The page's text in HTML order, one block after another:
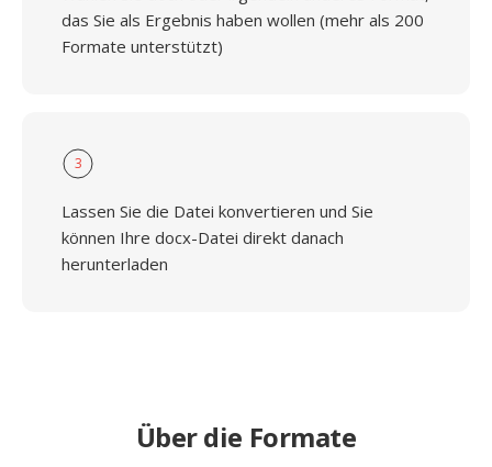
das Sie als Ergebnis haben wollen (mehr als 200
Formate unterstützt)
3
Lassen Sie die Datei konvertieren und Sie
können Ihre docx-Datei direkt danach
herunterladen
Über die Formate